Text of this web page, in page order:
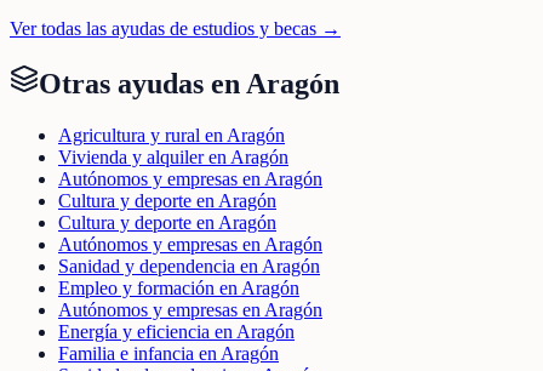
Ver todas las ayudas de estudios y becas →
Otras ayudas enAragón
Agricultura y rural en Aragón
Vivienda y alquiler en Aragón
Autónomos y empresas en Aragón
Cultura y deporte en Aragón
Cultura y deporte en Aragón
Autónomos y empresas en Aragón
Sanidad y dependencia en Aragón
Empleo y formación en Aragón
Autónomos y empresas en Aragón
Energía y eficiencia en Aragón
Familia e infancia en Aragón